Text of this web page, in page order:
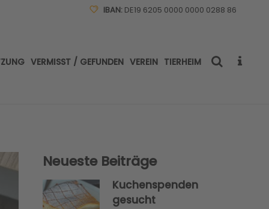
IBAN: DE19 6205 0000 0000 0288 86
VERMISST / GEFUNDEN VEREIN TIERHEIM
Neueste Beiträge
Kuchenspenden
gesucht